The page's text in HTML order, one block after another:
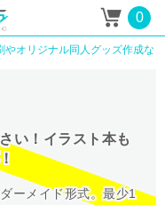
0
やオリジナル同人グッズ作成な
い！ イラスト本も
ーメイド形式。最少1